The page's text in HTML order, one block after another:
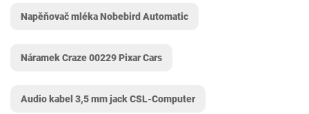
Napěňovač mléka Nobebird Automatic
Náramek Craze 00229 Pixar Cars
Audio kabel 3,5 mm jack CSL-Computer